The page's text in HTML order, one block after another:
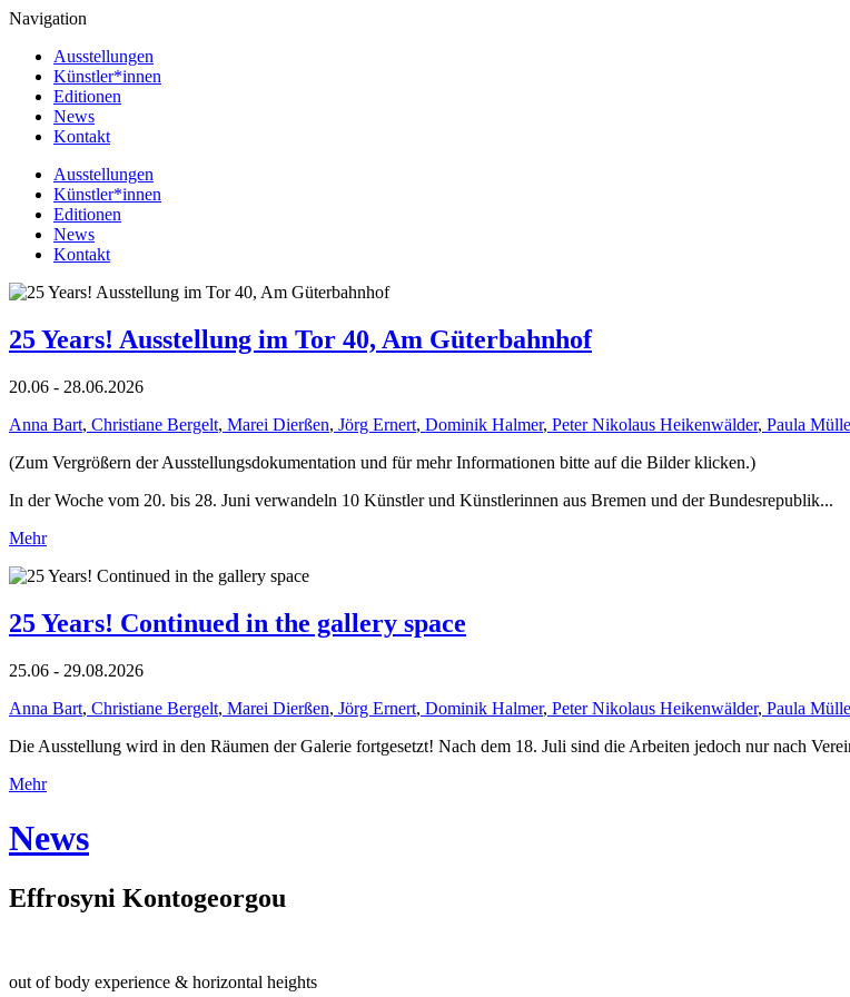
Navigation
Ausstellungen
Künstler*innen
Editionen
News
Kontakt
Ausstellungen
Künstler*innen
Editionen
News
Kontakt
25 Years! Ausstellung im Tor 40, Am Güterbahnhof
20.06 - 28.06.2026
Anna Bart, Christiane Bergelt, Marei Dierßen, Jörg Ernert, Dominik Halmer, Peter Nikolaus Heikenwälder, Paula
(Zum Vergrößern der Ausstellungsdokumentation und für mehr Informationen bitte auf die Bilder klicken.)
In der Woche vom 20. bis 28. Juni verwandeln 10 Künstler und Künstlerinnen aus Bremen und der Bundesrepublik...
Mehr
25 Years! Continued in the gallery space
25.06 - 29.08.2026
Anna Bart, Christiane Bergelt, Marei Dierßen, Jörg Ernert, Dominik Halmer, Peter Nikolaus Heikenwälder, Paula
Die Ausstellung wird in den Räumen der Galerie fortgesetzt! Nach dem 18. Juli sind die Arbeiten jedoch nur nach
Mehr
News
Effrosyni Kontogeorgou
out of body experience & horizontal heights